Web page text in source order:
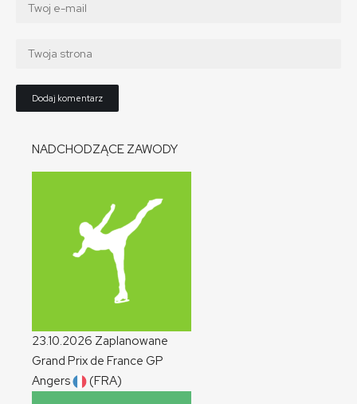
NADCHODZĄCE ZAWODY
23.10.2026 Zaplanowane
Grand Prix de France GP
Angers
(FRA)